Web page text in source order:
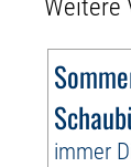
Weitere
immer